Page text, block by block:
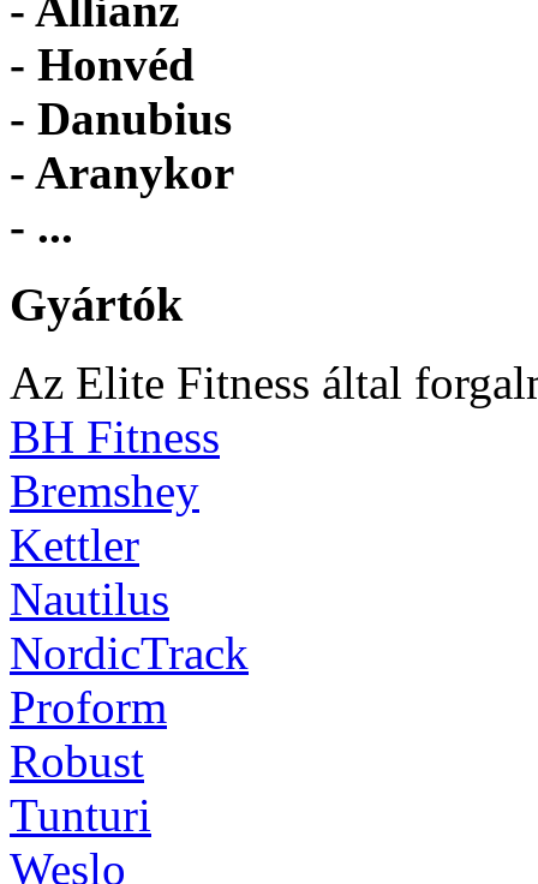
- Honvéd
- Danubius
- Aranykor
- ...
Gyártók
Az Elite Fitness által
BH Fitness
Bremshey
Kettler
Nautilus
NordicTrack
Proform
Robust
Tunturi
Weslo